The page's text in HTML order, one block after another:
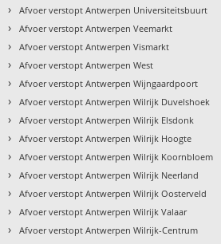
› Afvoer verstopt Antwerpen Universiteitsbuurt
› Afvoer verstopt Antwerpen Veemarkt
› Afvoer verstopt Antwerpen Vismarkt
› Afvoer verstopt Antwerpen West
› Afvoer verstopt Antwerpen Wijngaardpoort
› Afvoer verstopt Antwerpen Wilrijk Duvelshoek
› Afvoer verstopt Antwerpen Wilrijk Elsdonk
› Afvoer verstopt Antwerpen Wilrijk Hoogte
› Afvoer verstopt Antwerpen Wilrijk Koornbloem
› Afvoer verstopt Antwerpen Wilrijk Neerland
› Afvoer verstopt Antwerpen Wilrijk Oosterveld
› Afvoer verstopt Antwerpen Wilrijk Valaar
› Afvoer verstopt Antwerpen Wilrijk-Centrum